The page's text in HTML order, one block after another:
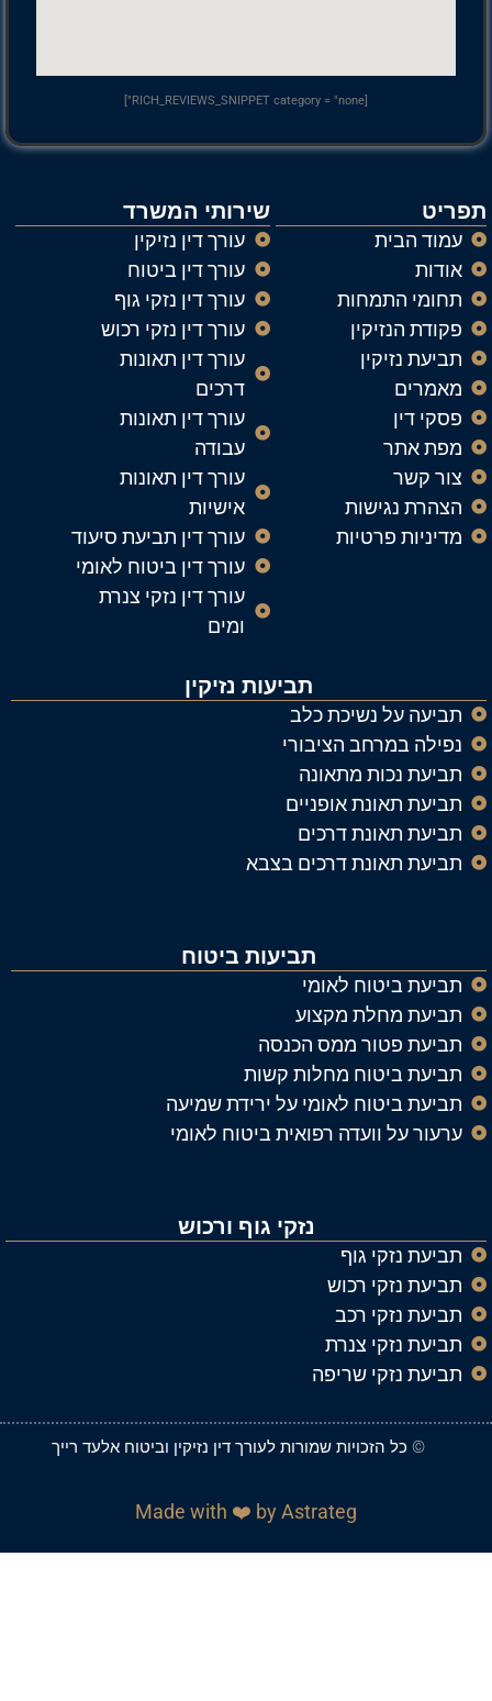
הבית
התמחות
הנזיקין
נזיקין
דין
אתר
קשר
נגישות
פרטיות
שירותי המשרד
עורך דין נזיקין
עורך דין ביטוח
עורך דין נזקי גוף
עורך דין נזקי רכוש
עורך דין תאונות
דרכים
עורך דין תאונות
עבודה
עורך דין תאונות
אישיות
עורך דין תביעת סיעוד
עורך דין ביטוח לאומי
עורך דין נזקי צנרת
ומים
תביעות נזיקין
על נשיכת כלב
במרחב הציבורי
נכות מתאונה
תאונת אופניים
תאונת דרכים
תאונת דרכים בצבא
תביעות ביטוח
ביטוח לאומי
מחלת מקצוע
פטור ממס הכנסה
ביטוח מחלות קשות
ביטוח לאומי על ירידת שמיעה
על וועדה רפואית ביטוח לאומי
נזקי גוף ורכוש
נזקי גוף
נזקי רכוש
נזקי רכב
נזקי צנרת
נזקי שריפה
© כל הזכויות שמורות לעורך דין נזיקין וביטוח אלעד רייך
Made with ❤️ by Astrateg